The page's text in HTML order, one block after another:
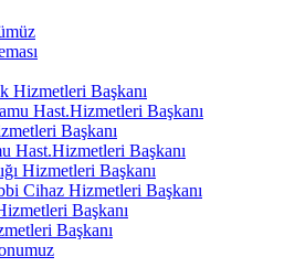
Hizmetleri Başkanı
Hast.Hizmetleri Başkanı
Başkanı
Hast.Hizmetleri Başkanı
Hizmetleri Başkanı
Cihaz Hizmetleri Başkanı
Başkanı
Başkanı